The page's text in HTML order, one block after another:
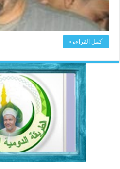
أكمل القراءة »